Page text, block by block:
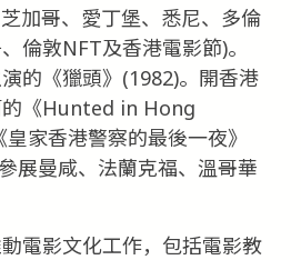
加哥、愛丁堡、悉尼、多倫
倫敦NFT及香港電影節)。
的《獵頭》(1982)。開香港
的《Hunted in Hong
家香港警察的最後一夜》
展曼咸、法蘭克福、溫哥華
電影文化工作，包括電影教